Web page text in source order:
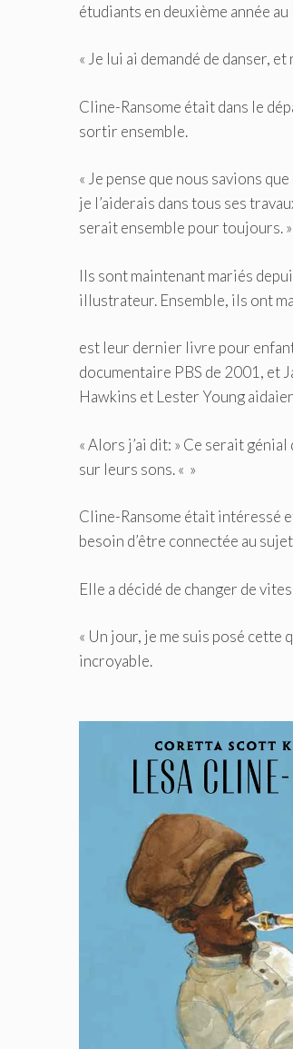
étudiants en deuxième année
« Je lui ai demandé de danser,
Cline-Ransome était dans le
sortir ensemble.
« Je pense que nous savions
je l’aiderais dans tous ses
serait ensemble pour toujours. »
Ils sont maintenant mariés
illustrateur. Ensemble, ils ont
est leur dernier livre pour
documentaire PBS de 2001, et
Hawkins et Lester Young
« Alors j’ai dit: » Ce serait
sur leurs sons. « »
Cline-Ransome était intéressé
besoin d’être connectée au
Elle a décidé de changer de
« Un jour, je me suis posé cette
incroyable.